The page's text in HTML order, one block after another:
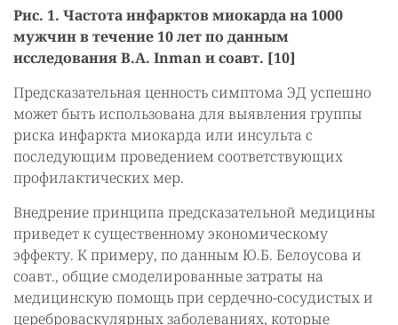
Рис. 1. Частота инфарктов миокарда на 1000
мужчин в течение 10 лет по данным
исследования B.A. Inman и соавт. [10]
Предсказательная ценность симптома ЭД успешно
может быть использована для выявления группы
риска инфаркта миокарда или инсульта с
последующим проведением соответствующих
профилактических мер.
Внедрение принципа предсказательной медицины
приведет к существенному экономическому
эффекту. К примеру, по данным Ю.Б. Белоусова и
соавт., общие смоделированные затраты на
медицинскую помощь при сердечно-сосудистых и
цереброваскулярных заболеваниях, которые